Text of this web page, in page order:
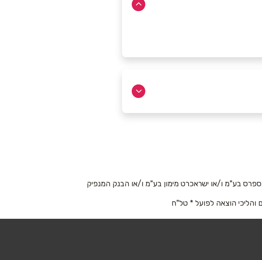
בע"מ ו/או ישראכרט מימון בע"מ ו/או הבנק המנפיק
והליכי הוצאה לפועל * טל"ח